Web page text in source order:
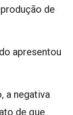
de
apresentou
a negativa
de que